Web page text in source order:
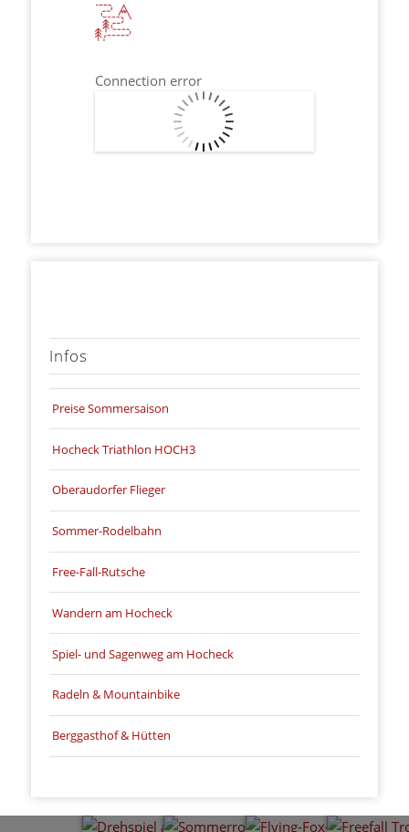
Connection error
Infos
Preise Sommersaison
Hocheck Triathlon HOCH3
Oberaudorfer Flieger
Sommer-Rodelbahn
Free-Fall-Rutsche
Wandern am Hocheck
Spiel- und Sagenweg am Hocheck
Radeln & Mountainbike
Berggasthof & Hütten